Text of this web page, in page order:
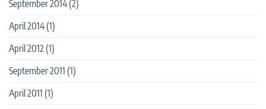
September 2014(2)
April 2014(1)
April 2012(1)
September 2011 (1)
April 2011 (1)